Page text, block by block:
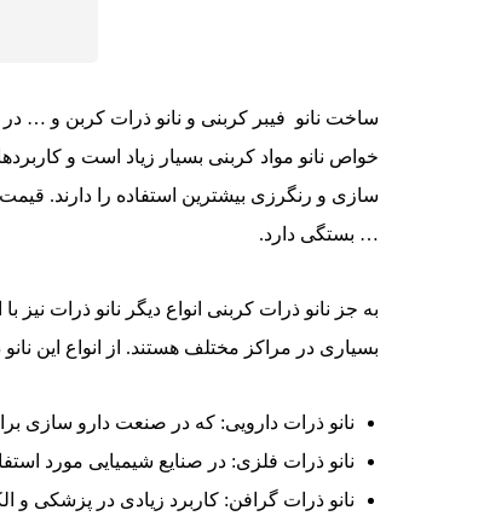
ساخت نانو فیبر کربنی و نانو ذرات کربن و …
خواص نانو مواد کربنی بسیار زیاد است و
سازی و رنگرزی بیشترین استفاده را دارند. قیمت
… بستگی دارد.
به جز نانو ذرات کربنی انواع دیگر نانو ذرات
بسیاری در مراکز مختلف هستند. از انواع این
نانو ذرات دارویی: که در صنعت دارو سازی
نانو ذرات فلزی: در صنایع شیمیایی مورد
نانو ذرات گرافن: کاربرد زیادی در پزشکی و